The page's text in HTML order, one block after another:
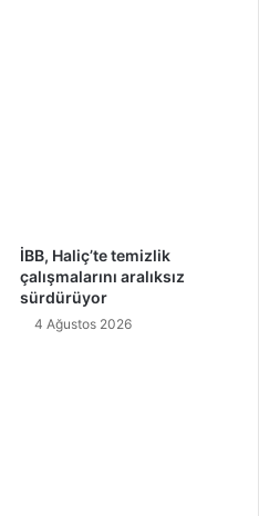
İBB, Haliç’te temizlik
çalışmalarını aralıksız
sürdürüyor
4 Ağustos 2026